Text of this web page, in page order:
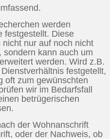
werden
festgestellt. Diese
nur auf noch nicht
sondern kann auch um
werden. Wird z.B.
festgetellt,
oft zum gewünschten
wir im Bedarfsfall
betrügerischen
der Wohnanschrift
oder der Nachweis, ob